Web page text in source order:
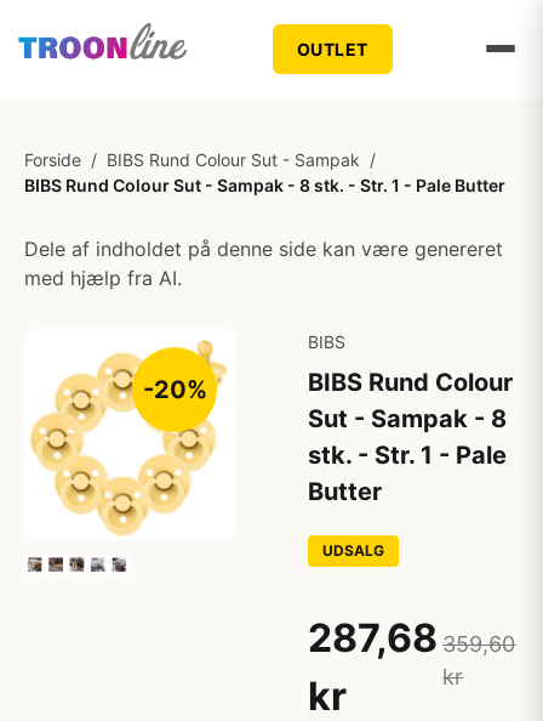
OUTLET
Forside / BIBS Rund Colour Sut - Sampak /
BIBS Rund Colour Sut - Sampak - 8 stk. - Str. 1 - Pale Butter
Dele af indholdet på denne side kan være genereret
med hjælp fra AI.
-20%
BIBS
BIBS Rund Colour
Sut - Sampak - 8
stk. - Str. 1 - Pale
Butter
UDSALG
287,68
kr
359,60
kr